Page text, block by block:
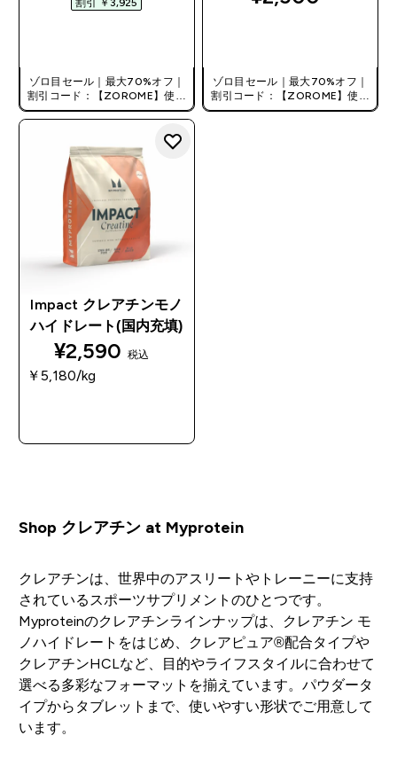
ゾロ目セール｜最大70%オフ｜
割引コード：【ZOROME】使用
で追加10%オフ！
ゾロ目セール｜最大70%オフ｜
割引コード：【ZOROME】使用
で追加10%オフ！
Impact クレアチンモノ
ハイドレート(国内充填)
¥2,590‎ 税込
￥5,180‎/kg
Shop クレアチン at Myprotein
クレアチンは、世界中のアスリートやトレーニーに支持
されているスポーツサプリメントのひとつです。
Myproteinのクレアチンラインナップは、クレアチン モ
ノハイドレートをはじめ、クレアピュア®配合タイプや
クレアチンHCLなど、目的やライフスタイルに合わせて
選べる多彩なフォーマットを揃えています。パウダータ
イプからタブレットまで、使いやすい形状でご用意して
います。